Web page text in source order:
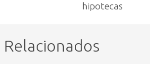
hipotecas